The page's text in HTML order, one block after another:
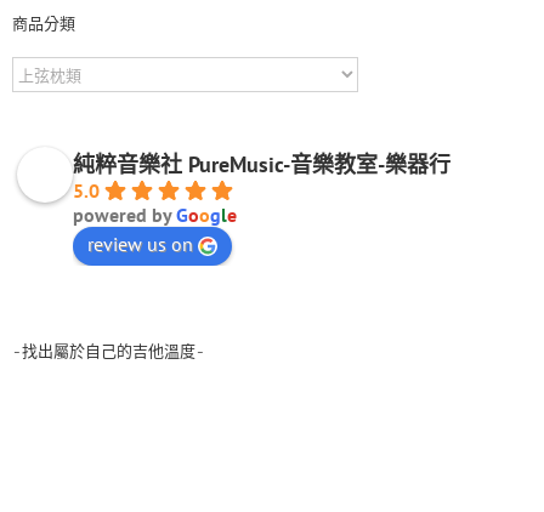
商品分類
純粹音樂社 PureMusic-音樂教室-樂器行
5.0
powered byGoogle
review us on
-找出屬於自己的吉他溫度-